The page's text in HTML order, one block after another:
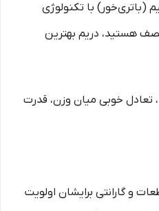
(باتری‌خور) با تکنولوژی
هستید، دریم بهترین
مانند P10، تعادل خوبی میان وزن، قدرت
و گارانتی برایشان اولویت